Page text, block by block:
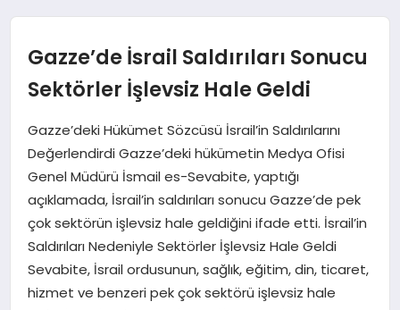
MAGAZIN
SAĞLIK
SIYASET
Gazze’de İsrail Saldırıları Sonucu
Sektörler İşlevsiz Hale Geldi
Gazze’deki Hükümet Sözcüsü İsrail’in Saldırılarını
Değerlendirdi Gazze’deki hükümetin Medya Ofisi
Genel Müdürü İsmail es-Sevabite, yaptığı
açıklamada, İsrail’in saldırıları sonucu Gazze’de pek
çok sektörün işlevsiz hale geldiğini ifade etti. İsrail’in
Saldırıları Nedeniyle Sektörler İşlevsiz Hale Geldi
Sevabite, İsrail ordusunun, sağlık, eğitim, din, ticaret,
hizmet ve benzeri pek çok sektörü işlevsiz hale